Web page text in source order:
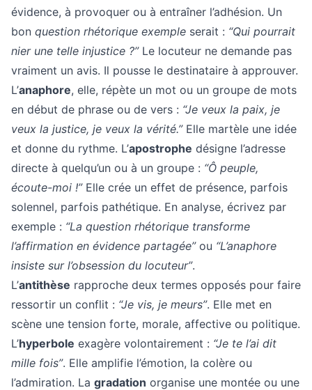
évidence, à provoquer ou à entraîner l’adhésion. Un
bon question rhétorique exemple serait : “Qui pourrait
nier une telle injustice ?”Le locuteur ne demande pas
vraiment un avis. Il pousse le destinataire à approuver.
L’anaphore, elle, répète un mot ou un groupe de mots
en début de phrase ou de vers : “Je veux la paix, je
veux la justice, je veux la vérité.”Elle martèle une idée
et donne du rythme. L’apostrophe désigne l’adresse
directe à quelqu’un ou à un groupe : “Ô peuple,
écoute-moi !”Elle crée un effet de présence, parfois
solennel, parfois pathétique. En analyse, écrivez par
exemple : “La question rhétorique transforme
l’affirmation en évidence partagée”ou “L’anaphore
insiste sur l’obsession du locuteur”.
L’antithèse rapproche deux termes opposés pour faire
ressortir un conflit : “Je vis, je meurs”. Elle met en
scène une tension forte, morale, affective ou politique.
L’hyperbole exagère volontairement : “Je te l’ai dit
mille fois”. Elle amplifie l’émotion, la colère ou
l’admiration. La gradation organise une montée ou une